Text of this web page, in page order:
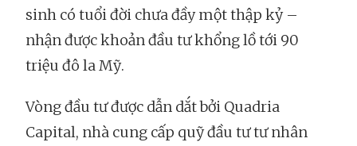
sinh có tuổi đời chưa đầy một thập kỷ –
nhận được khoản đầu tư khổng lồ tới 90
triệu đô la Mỹ.
Vòng đầu tư được dẫn dắt bởi Quadria
Capital, nhà cung cấp quỹ đầu tư tư nhân